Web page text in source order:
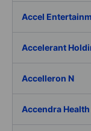
Accel
Accelerant
Accelleron N
Accendra Health